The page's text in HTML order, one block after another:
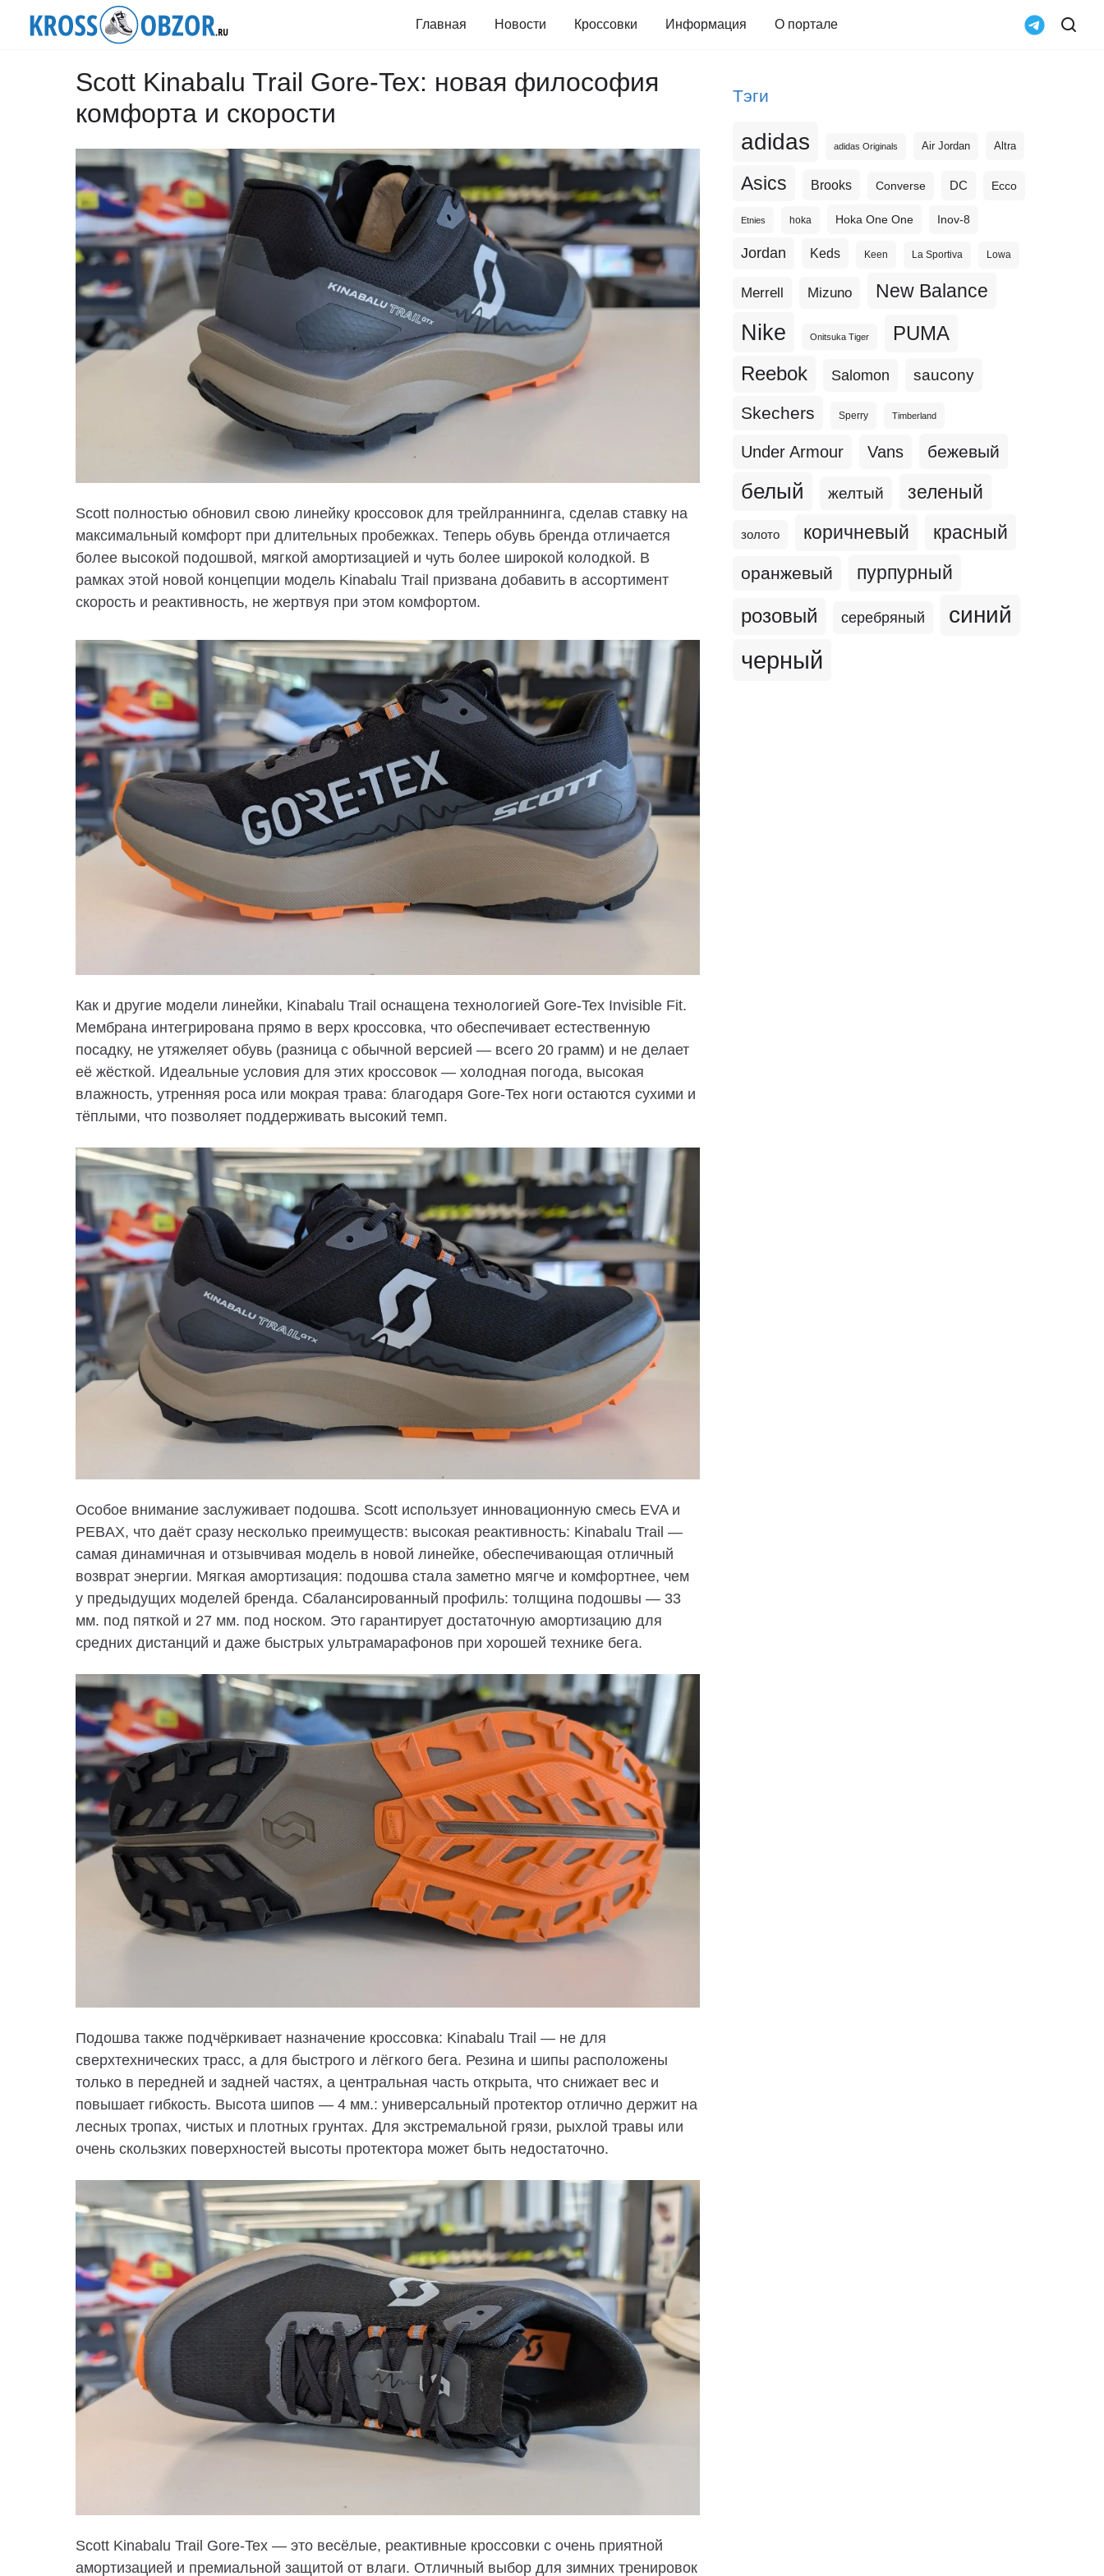
Главная Новости Кроссовки Информация О портале
Scott Kinabalu Trail Gore-Tex: новая философия
комфорта и скорости
Scott полностью обновил свою линейку кроссовок для трейлраннинга, сделав ставку на
максимальный комфорт при длительных пробежках. Теперь обувь бренда отличается
более высокой подошвой, мягкой амортизацией и чуть более широкой колодкой. В
рамках этой новой концепции модель Kinabalu Trail призвана добавить в ассортимент
скорость и реактивность, не жертвуя при этом комфортом.
Как и другие модели линейки, Kinabalu Trail оснащена технологией Gore-Tex Invisible Fit.
Мембрана интегрирована прямо в верх кроссовка, что обеспечивает естественную
посадку, не утяжеляет обувь (разница с обычной версией — всего 20 грамм) и не делает
её жёсткой. Идеальные условия для этих кроссовок — холодная погода, высокая
влажность, утренняя роса или мокрая трава: благодаря Gore-Tex ноги остаются сухими и
тёплыми, что позволяет поддерживать высокий темп.
Особое внимание заслуживает подошва. Scott использует инновационную смесь EVAи
PEBAX, что даёт сразу несколько преимуществ: высокая реактивность: Kinabalu Trail —
самая динамичная и отзывчивая модель в новой линейке, обеспечивающая отличный
возврат энергии. Мягкая амортизация: подошва стала заметно мягче и комфортнее, чем
у предыдущих моделей бренда. Сбалансированный профиль: толщина подошвы — 33
мм. под пяткой и 27 мм. под носком. Это гарантирует достаточную амортизацию для
средних дистанций и даже быстрых ультрамарафонов при хорошей технике бега.
Подошва также подчёркивает назначение кроссовка: Kinabalu Trail — не для
сверхтехнических трасс, а для быстрого и лёгкого бега. Резина и шипы расположены
только в передней и задней частях, а центральная часть открыта, что снижает вес и
повышает гибкость. Высота шипов — 4 мм.: универсальный протектор отлично держит на
лесных тропах, чистых и плотных грунтах. Для экстремальной грязи, рыхлой травы или
очень скользких поверхностей высоты протектора может быть недостаточно.
Scott Kinabalu Trail Gore-Tex — это весёлые, реактивные кроссовки с очень приятной
амортизацией и премиальной защитой от влаги. Отличный выбор для зимних тренировок
Тэги
adidas adidas Originals Air Jordan Altra
Asics Brooks Converse DC Ecco
Etnies hoka Hoka One One Inov-8
Jordan Keds Keen La Sportiva Lowa
Merrell Mizuno New Balance
Nike Onitsuka Tiger PUMA
Reebok Salomon saucony
Skechers Sperry Timberland
Under Armour Vans бежевый
белый желтый зеленый
золото коричневый красный
оранжевый пурпурный
розовый серебряный синий
черный